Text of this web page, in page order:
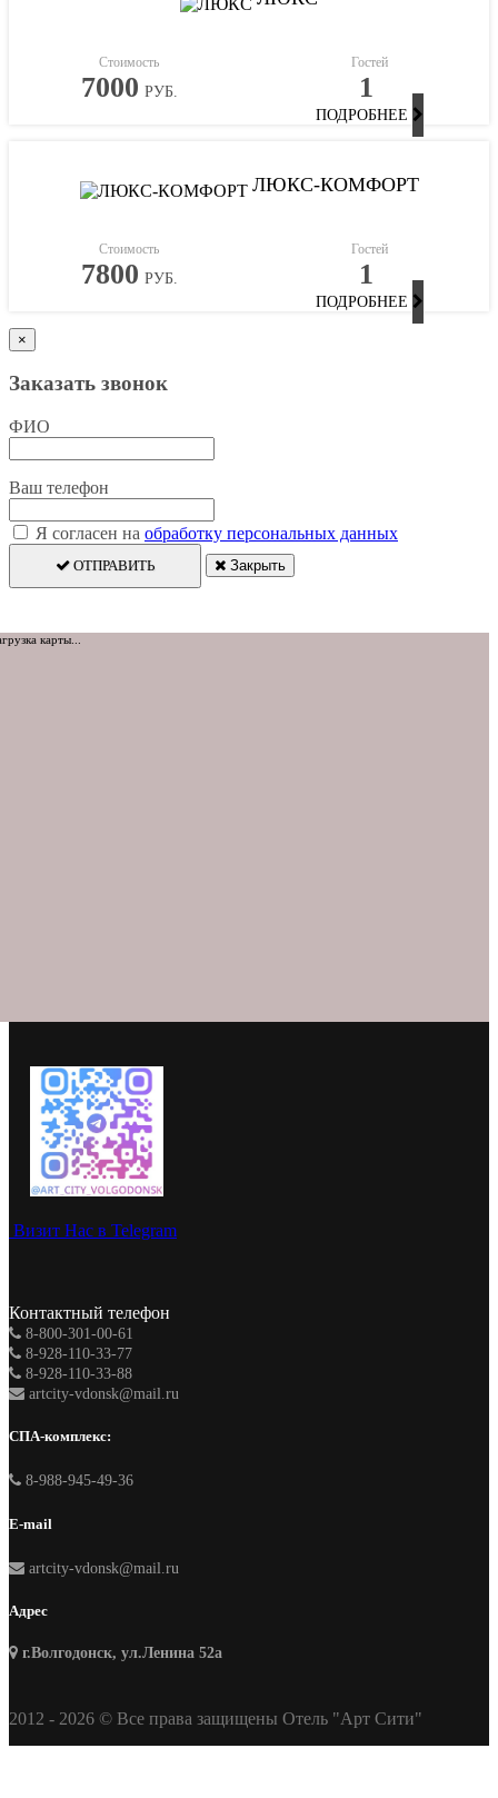
Стоимость
7000 РУБ.
Гостей
1
ПОДРОБНЕЕ
ЛЮКС-КОМФОРТ
Стоимость
7800 РУБ.
Гостей
1
ПОДРОБНЕЕ
×
Заказать звонок
ФИО
Ваш телефон
Я согласен на обработку персональных данных
ОТПРАВИТЬ Закрыть
карты...
Визит Нас в Telegram
Контактный телефон
8-800-301-00-61
8-928-110-33-77
8-928-110-33-88
artcity-vdonsk@mail.ru
СПА-комплекс:
8-988-945-49-36
E-mail
artcity-vdonsk@mail.ru
Адрес
г.Волгодонск, ул.Ленина 52а
2012 - 2026 © Все права защищены Отель "Арт Сити"